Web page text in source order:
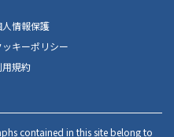
人情報保護
ッキーポリシー
用規約
contained in this site belong to